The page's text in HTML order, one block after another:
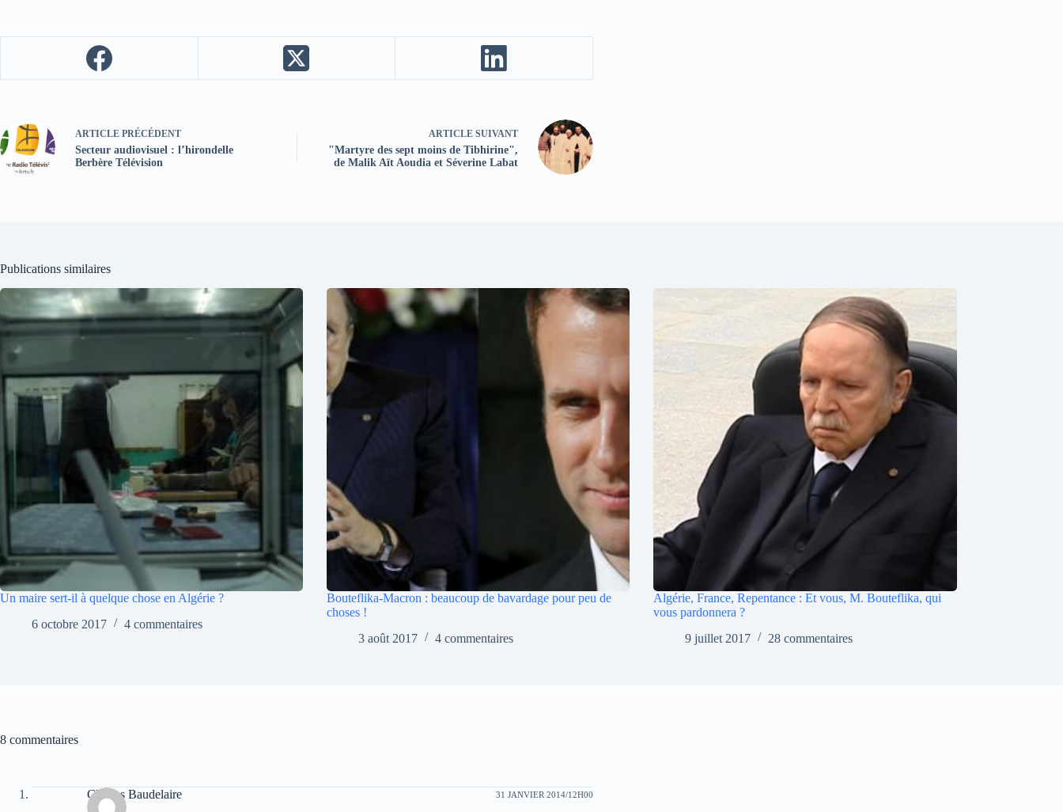
ARTICLE PRÉCÉDENT
Secteur audiovisuel : l’hirondelle
Berbère Télévision
ARTICLE SUIVANT
"Martyre des sept moins de Tibhirine",
de Malik Aït Aoudia et Séverine Labat
Publications similaires
Un maire sert-il à quelque chose en Algérie ?
6 octobre 2017
4 commentaires
Bouteflika-Macron : beaucoup de bavardage pour peu de
choses !
3 août 2017
4 commentaires
Algérie, France, Repentance : Et vous, M. Bouteflika, qui
vous pardonnera ?
9 juillet 2017
28 commentaires
8 commentaires
Charles Baudelaire 31 JANVIER 2014/12H00